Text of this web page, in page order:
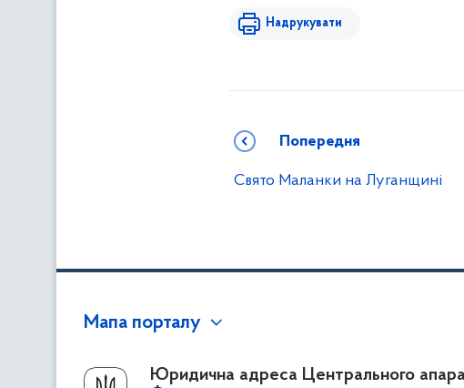
Надрукувати
Попередня
Свято Маланки на Луганщині
Мапа порталу
Про ФондЮридична адреса Центрального